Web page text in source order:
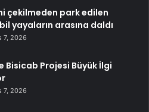
çekilmeden park edilen
yayaların arasına daldı
7, 2026
Bisicab Projesi Büyük İlgi
7, 2026